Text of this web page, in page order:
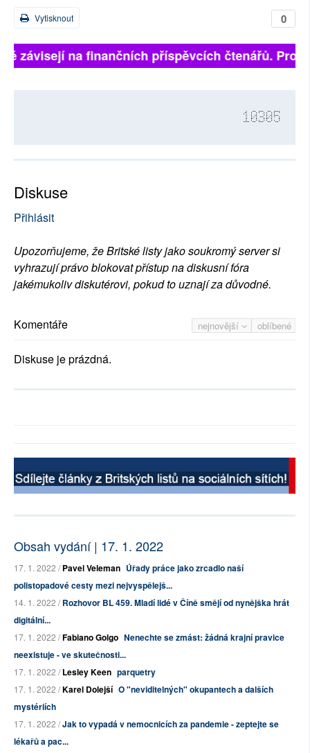
0
Vytisknout
závisejí na finančních příspěvcích čtenářů.
10305
Diskuse
Přihlásit
Upozorňujeme, že Britské listy jako soukromý server si
vyhrazují právo blokovat přístup na diskusní fóra
jakémukoliv diskutérovi, pokud to uznají za důvodné.
nejnovější oblíbené
Komentáře
Diskuse je prázdná.
Obsah vydání | 17. 1. 2022
17. 1. 2022 /Pavel Veleman Úřady práce jako zrcadlo naší
polistopadové cesty mezi nejvyspělejš...
14. 1. 2022 /Rozhovor BL 459. Mladí lidé v Číně smějí od nynějška hrát
digitální...
17. 1. 2022 /Fabiano Golgo Nenechte se zmást: žádná krajní pravice
neexistuje - ve skutečnosti...
17. 1. 2022 /Lesley Keen parquetry
17. 1. 2022 /Karel Dolejší O "neviditelných" okupantech a dalších
mystériích
17. 1. 2022 /Jak to vypadá v nemocnicích za pandemie - zeptejte se
lékařů a pac...